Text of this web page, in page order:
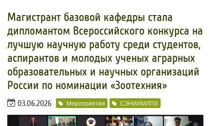
​Магистрант базовой кафедры стала
дипломантом Всероссийского конкурса на
лучшую научную работу среди студентов,
аспирантов и молодых ученых аграрных
образовательных и научных организаций
России по номинации «Зоотехния»
03.06.2026 Мероприятия СЗНИИМЛПХ